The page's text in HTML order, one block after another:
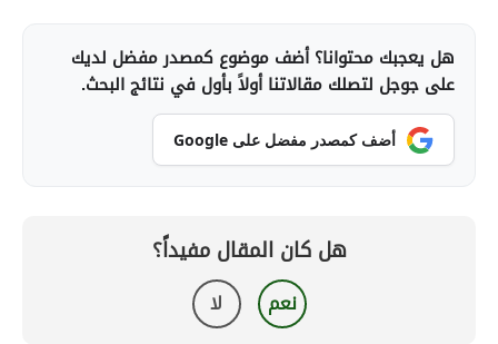
هل يعجبك محتوانا؟ أضف موضوع كمصدر مفضل لديك
على جوجل لتصلك مقالاتنا أولاً بأول في نتائج البحث.
أضف كمصدر مفضل على Google
هل كان المقال مفيداً؟
نعم لا